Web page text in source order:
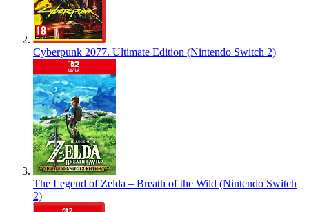
Cyberpunk 2077. Ultimate Edition (Nintendo Switch 2)
The Legend of Zelda – Breath of the Wild (Nintendo Switch
2)